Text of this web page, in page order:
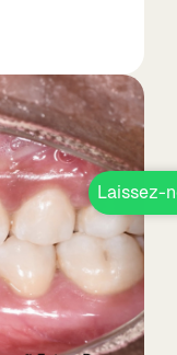
Laissez-